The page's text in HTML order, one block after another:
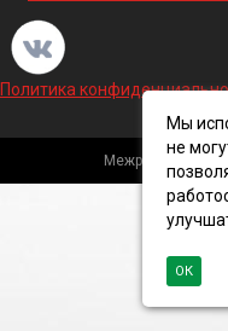
Политика
Мы
не
ОК